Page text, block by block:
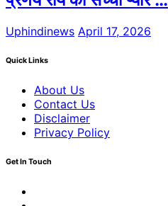
Uphindinews April 17, 2026
Quick Links
About Us
Contact Us
Disclaimer
Privacy Policy
Get In Touch